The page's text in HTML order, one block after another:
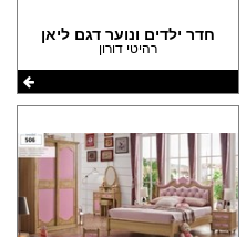
חדר ילדים ונוער דגם ליאן
רהיטי דורון